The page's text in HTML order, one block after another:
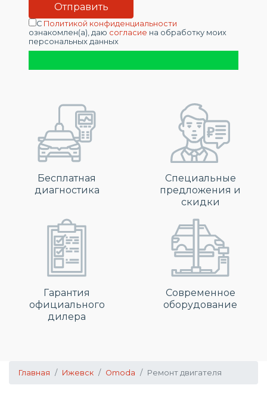
С Политикой конфиденциальности
ознакомлен(а), даю согласие на обработку моих
персональных данных
Бесплатная
диагностика
Специальные
предложения и
скидки
Гарантия
официального
дилера
Современное
оборудование
Главная Ижевск Omoda Ремонт двигателя